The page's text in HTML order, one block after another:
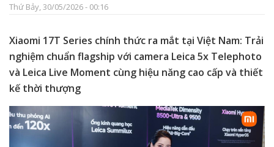
Thứ Bảy, 30/05/2026 - 00:16
Xiaomi 17T Series chính thức ra mắt tại Việt Nam: Trải
nghiệm chuẩn flagship với camera Leica 5x Telephoto
và Leica Live Moment cùng hiệu năng cao cấp và thiết
kế thời thượng